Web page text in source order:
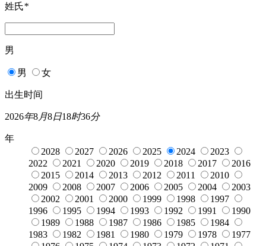
姓氏*
男
男 女
出生时间
2026年8月8日18时36分
年
2028
2027 2026 2025 2024
2023
2022
2021 2020 2019 2018 2017
2016
2015
2014 2013 2012 2011
2010
2009
2008 2007 2006 2005 2004
2003
2002
2001 2000 1999 1998
1997
1996
1995 1994 1993 1992 1991
1990
1989
1988 1987 1986 1985
1984
1983
1982 1981 1980 1979 1978
1977